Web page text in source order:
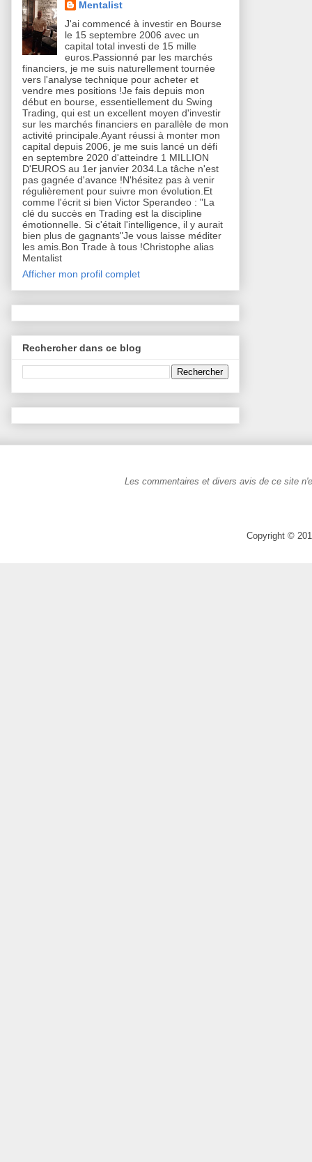
Mentalist
J'ai commencé à investir en Bourse
le 15 septembre 2006 avec un
capital total investi de 15 mille
euros.Passionné par les marchés
financiers, je me suis naturellement tournée
vers l'analyse technique pour acheter et
vendre mes positions !Je fais depuis mon
début en bourse, essentiellement du Swing
Trading, qui est un excellent moyen d'investir
sur les marchés financiers en parallèle de mon
activité principale.Ayant réussi à monter mon
capital depuis 2006, je me suis lancé un défi
en septembre 2020 d'atteindre 1 MILLION
D'EUROS au 1er janvier 2034.La tâche n'est
pas gagnée d'avance !N'hésitez pas à venir
régulièrement pour suivre mon évolution.Et
comme l'écrit si bien Victor Sperandeo : "La
clé du succès en Trading est la discipline
émotionnelle. Si c'était l'intelligence, il y aurait
bien plus de gagnants"Je vous laisse méditer
les amis.Bon Trade à tous !Christophe alias
Mentalist
Afficher mon profil complet
Rechercher dans ce blog
Les commentaires et divers avis de ce site
Copyright ©